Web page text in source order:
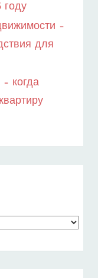
году
–
для
когда